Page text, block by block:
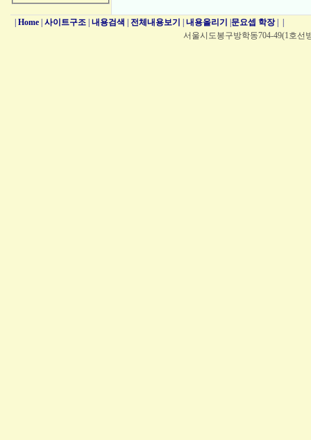
Home 사이트구조 내용검색 전체내용보기 내용올리기 문요셉 학장|
서울시도봉구방학동704-49(1호선